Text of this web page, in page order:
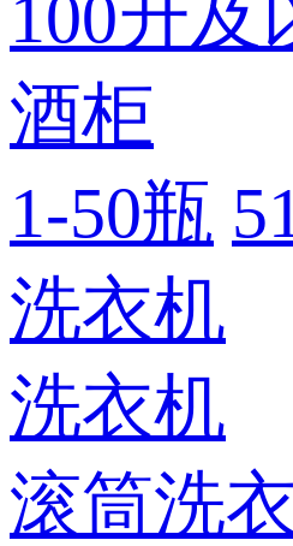
100升及
酒柜
1-50瓶
洗衣机
洗衣机
滚筒洗